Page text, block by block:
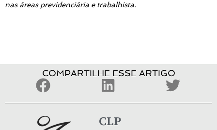
nas áreas previdenciária e trabalhista.
COMPARTILHE ESSE ARTIGO
CLP